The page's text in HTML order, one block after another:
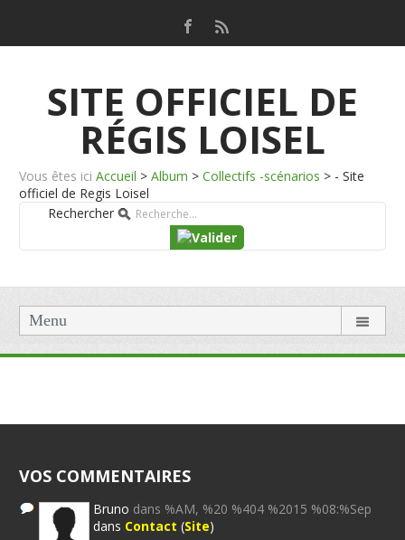
SITE OFFICIEL DE
RÉGIS LOISEL
Vous êtes ici Accueil > Album > Collectifs -scénarios > - Site
officiel de Regis Loisel
Rechercher
Menu
VOS COMMENTAIRES
Bruno dans %AM, %20 %404 %2015 %08:%Sep
dans Contact (Site)